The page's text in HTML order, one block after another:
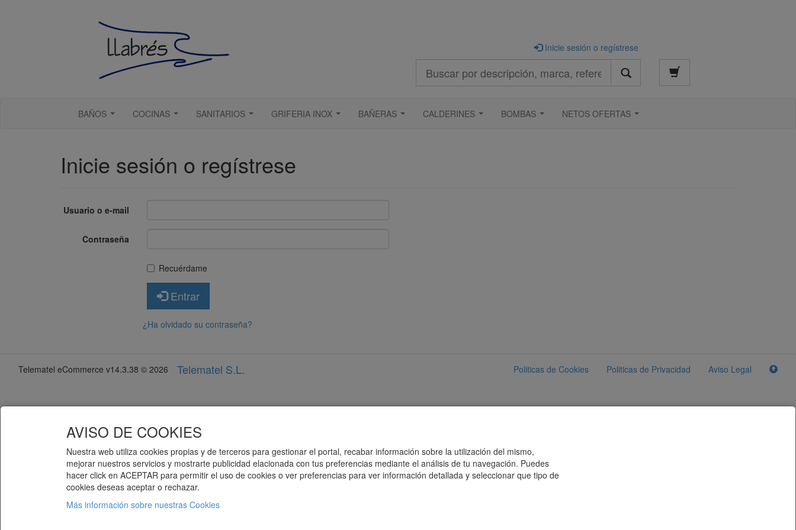
Inicie sesión o regístrese
BAÑOS COCINAS SANITARIOS GRIFERIA INOX BAÑERAS CALDERINES BOMBAS NETOS OFERTAS
Inicie sesión o regístrese
Usuario o e-mail
Contraseña
Recuérdame
Entrar
¿Ha olvidado su contraseña?
Telematel eCommerce v14.3.38 © 2026 Telematel S.L. Politicas de Cookies Politicas de Privacidad Aviso Legal
AVISO DE COOKIES
Nuestra web utiliza cookies propias y de terceros para gestionar el portal, recabar información sobre la utilización del mismo,
mejorar nuestros servicios y mostrarte publicidad elacionada con tus preferencias mediante el análisis de tu navegación. Puedes
hacer click en ACEPTAR para permitir el uso de cookies o ver preferencias para ver información detallada y seleccionar que tipo de
cookies deseas aceptar o rechazar.
Más información sobre nuestras Cookies